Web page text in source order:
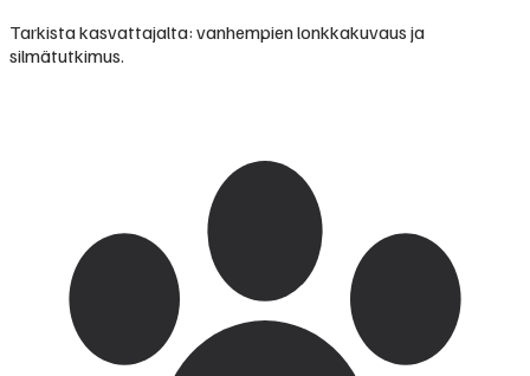
Tarkista kasvattajalta: vanhempien lonkkakuvaus ja
silmätutkimus.